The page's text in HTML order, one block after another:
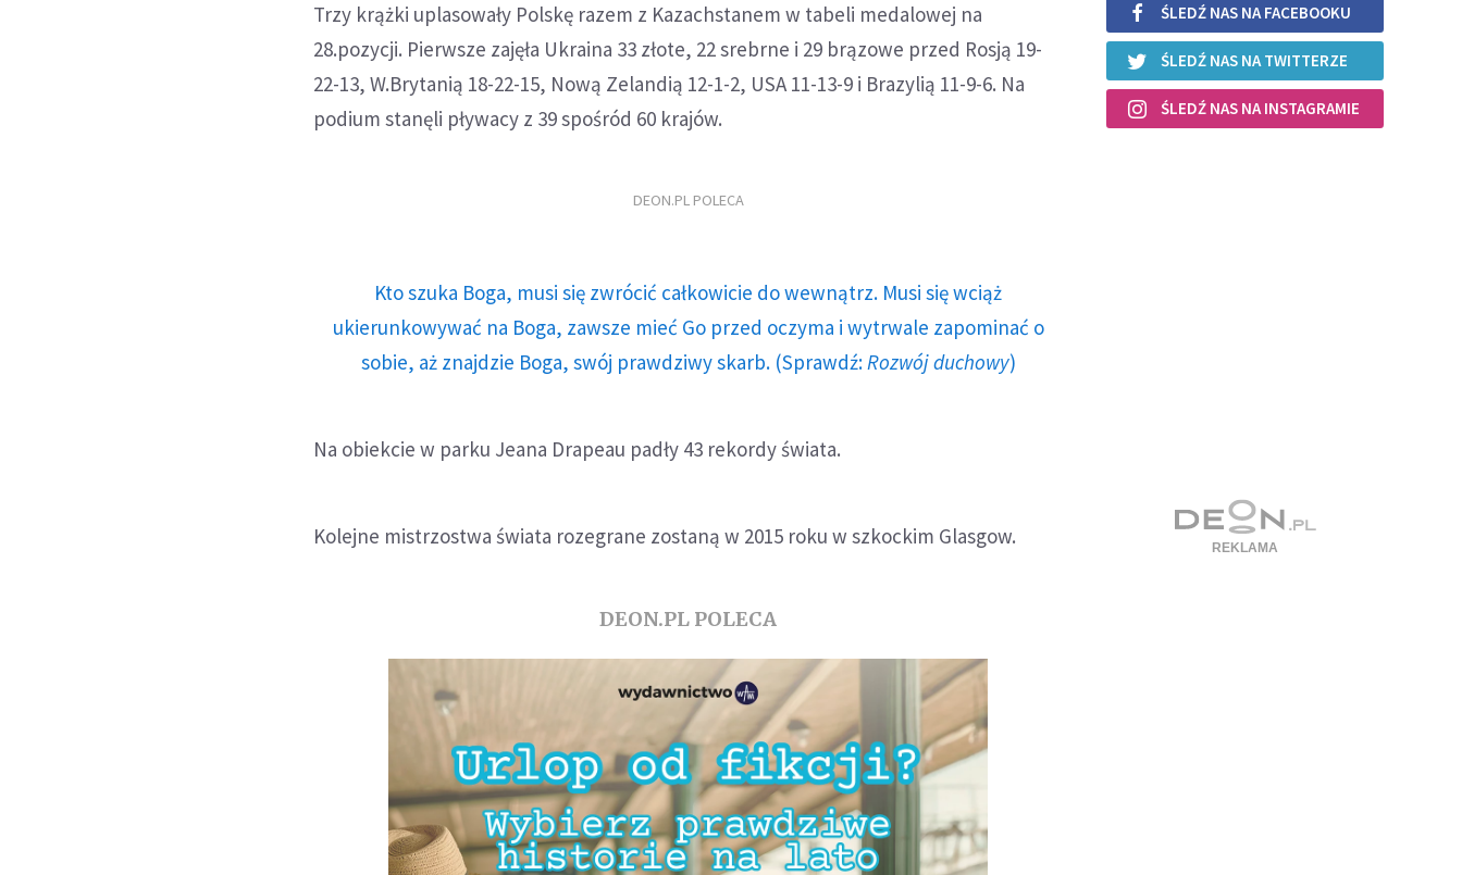
Trzy krążki uplasowały Polskę razem z Kazachstanem w tabeli medalowej na
28.pozycji. Pierwsze zajęła Ukraina 33 złote, 22 srebrne i 29 brązowe przed Rosją 19-
22-13, W.Brytanią 18-22-15, Nową Zelandią 12-1-2, USA 11-13-9 i Brazylią 11-9-6. Na
podium stanęli pływacy z 39 spośród 60 krajów.
DEON.PL POLECA
Kto szuka Boga, musi się zwrócić całkowicie do wewnątrz. Musi się wciąż
ukierunkowywać na Boga, zawsze mieć Go przed oczyma i wytrwale zapominać o
sobie, aż znajdzie Boga, swój prawdziwy skarb. (Sprawdź:Rozwój duchowy)
Na obiekcie w parku Jeana Drapeau padły 43 rekordy świata.
Kolejne mistrzostwa świata rozegrane zostaną w 2015 roku w szkockim Glasgow.
DEON.PL POLECA
ŚLEDŹ NAS NA FACEBOOKU
ŚLEDŹ NAS NA TWITTERZE
ŚLEDŹ NAS NA INSTAGRAMIE